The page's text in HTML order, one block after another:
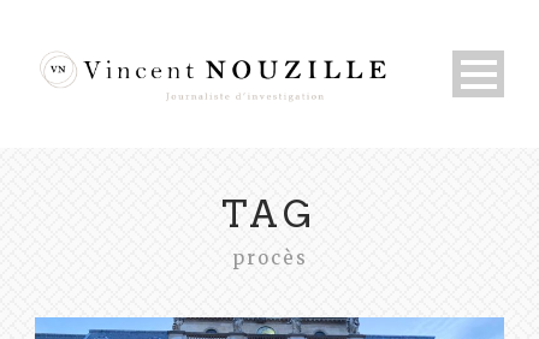
TAG
procès